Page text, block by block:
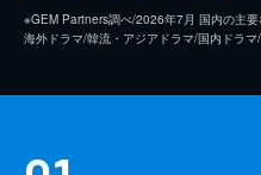
※GEM Partners調べ/2026年7⽉ 国内の主
海外ドラマ/韓流・アジアドラマ/国内ドラマ